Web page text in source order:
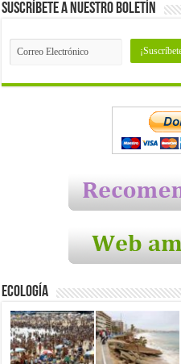
Suscríbete a nuestro Boletín
Ecología